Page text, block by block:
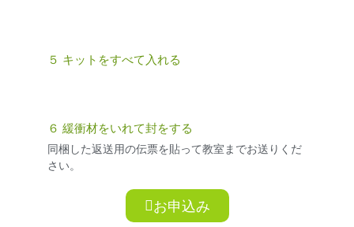
５ キットをすべて入れる
６ 緩衝材をいれて封をする
同梱した返送用の伝票を貼って教室までお送りくだ
さい。
お申込み